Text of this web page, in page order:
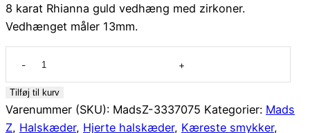
8 karat Rhianna guld vedhæng med zirkoner.
Vedhænget måler 13mm.
Rhianna
guld
vedhæng
Tilføj til kurv
Varenummer (SKU): MadsZ-3337075 Kategorier: Mads
Z, Halskæder, Hjerte halskæder, Kæreste smykker,